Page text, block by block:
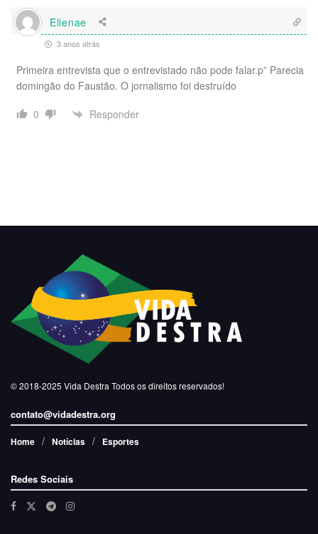
Elienae
3 anos atrás
Primeira entrevista que o entrevistado não pode falar.p” Parecia
domingão do Faustão. O jornalismo foi destruído
0
Responder
© 2018-2025 Vida Destra Todos os direitos reservados!
contato@vidadestra.org
Home Notícias Esportes
Redes Sociais